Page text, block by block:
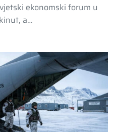
ekonomski forum u
a…